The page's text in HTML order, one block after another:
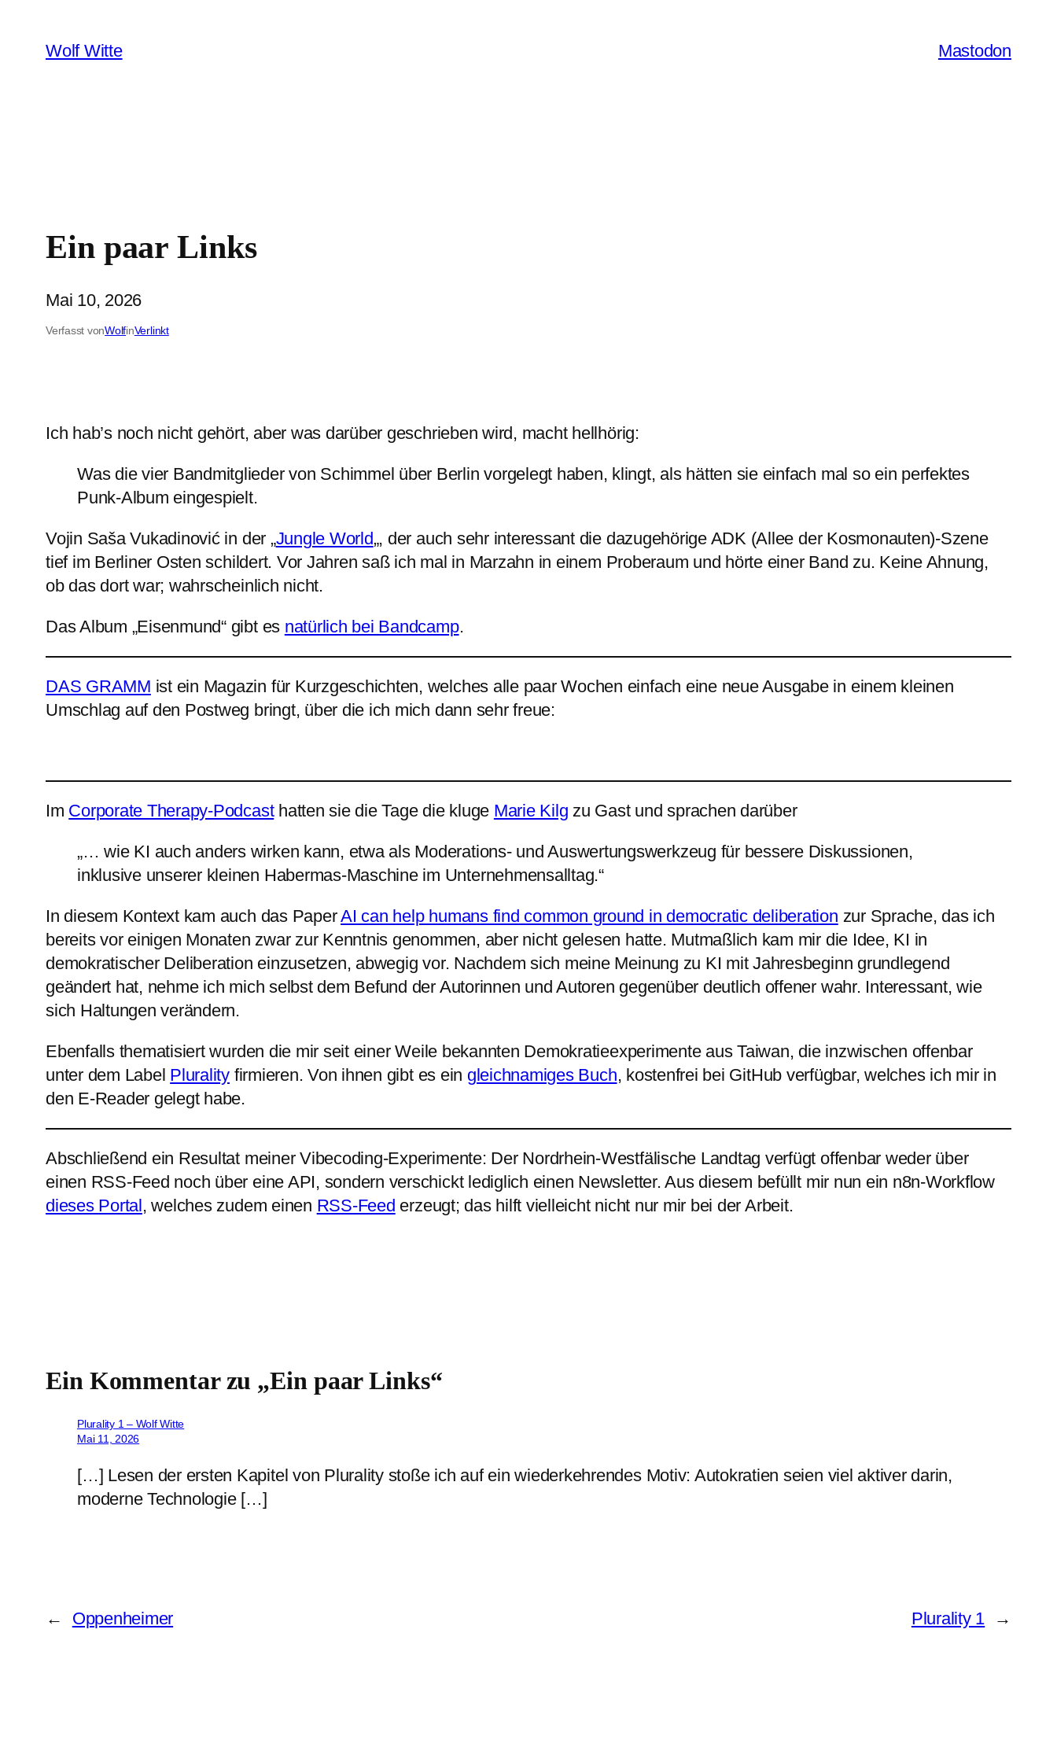
Inhalt
springen
Wolf Witte Mastodon
Ein paar Links
Mai 10, 2026
Verfasst vonWolfinVerlinkt
Ich hab’s noch nicht gehört, aber was darüber geschrieben wird, macht hellhörig:
Was die vier Bandmitglieder von Schimmel über Berlin vorgelegt haben, klingt, als hätten sie einfach mal so ein perfektes
Punk-Album eingespielt.
Vojin Saša Vukadinović in der „Jungle World„, der auch sehr interessant die dazugehörige ADK (Allee der Kosmonauten)-Szene
tief im Berliner Osten schildert. Vor Jahren saß ich mal in Marzahn in einem Proberaum und hörte einer Band zu. Keine Ahnung,
ob das dort war; wahrscheinlich nicht.
Das Album „Eisenmund“ gibt es natürlich bei Bandcamp.
DAS GRAMM ist ein Magazin für Kurzgeschichten, welches alle paar Wochen einfach eine neue Ausgabe in einem kleinen
Umschlag auf den Postweg bringt, über die ich mich dann sehr freue:
Im Corporate Therapy-Podcasthatten sie die Tage die kluge Marie Kilg zu Gast und sprachen darüber
„… wie KI auch anders wirken kann, etwa als Moderations- und Auswertungswerkzeug für bessere Diskussionen,
inklusive unserer kleinen Habermas-Maschine im Unternehmensalltag.“
In diesem Kontext kam auch das PaperAI can help humans find common ground in democratic deliberation zur Sprache, das ich
bereits vor einigen Monaten zwar zur Kenntnis genommen, aber nicht gelesen hatte. Mutmaßlich kam mir die Idee, KI in
demokratischer Deliberation einzusetzen, abwegig vor. Nachdem sich meine Meinung zu KI mit Jahresbeginn grundlegend
geändert hat, nehme ich mich selbst dem Befund der Autorinnen und Autoren gegenüber deutlich offener wahr. Interessant, wie
sich Haltungen verändern.
Ebenfalls thematisiert wurden die mir seit einer Weile bekannten Demokratieexperimente aus Taiwan, die inzwischen offenbar
unter dem Label Plurality firmieren. Von ihnen gibt es ein gleichnamiges Buch, kostenfrei bei GitHub verfügbar, welches ich mir in
den E-Reader gelegt habe.
Abschließend ein Resultat meiner Vibecoding-Experimente: Der Nordrhein-Westfälische Landtag verfügt offenbar weder über
einen RSS‑Feed noch über eine API, sondern verschickt lediglich einen Newsletter. Aus diesem befüllt mir nun ein n8n-Workflow
dieses Portal, welches zudem einen RSS-Feed erzeugt; das hilft vielleicht nicht nur mir bei der Arbeit.
Ein Kommentar zu „Ein paar Links“
Plurality 1 – Wolf Witte
Mai 11, 2026
[…] Lesen der ersten Kapitel von Plurality stoße ich auf ein wiederkehrendes Motiv: Autokratien seien viel aktiver darin,
moderne Technologie […]
← Oppenheimer Plurality 1 →